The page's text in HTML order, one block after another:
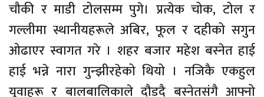
चौकी र माडी टोलसम्म पुगे। प्रत्येक चोक, टोल र
गल्लीमा स्थानीयहरूले अबिर, फूल र दहीको सगुन
ओढाएर स्वागत गरे । शहर बजार महेश बस्नेत हाई
हाई भन्ने नारा गुन्झीरहेको थियो । नजिकै एकहुल
युवाहरू र बालबालिकाले दौडदै बस्नेतसंगै आफ्नो